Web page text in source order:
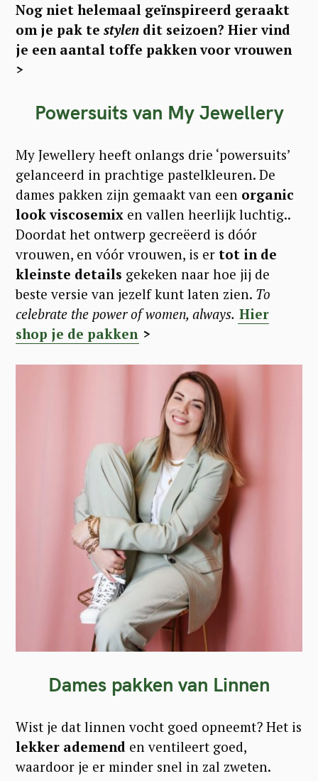
Nog niet helemaal geïnspireerd geraakt
om je pak te stylen dit seizoen? Hier vind
je een aantal toffe pakken voor vrouwen
>
Powersuits van My Jewellery
My Jewellery heeft onlangs drie ‘powersuits’
gelanceerd in prachtige pastelkleuren. De
dames pakken zijn gemaakt van een organic
look viscosemix en vallen heerlijk luchtig..
Doordat het ontwerp gecreëerd is dóór
vrouwen, en vóór vrouwen, is er tot in de
kleinste details gekeken naar hoe jij de
beste versie van jezelf kunt laten zien. To
celebrate the power of women, always. Hier
shop je de pakken >
Dames pakken van Linnen
Wist je dat linnen vocht goed opneemt? Het is
lekker ademend en ventileert goed,
waardoor je er minder snel in zal zweten.